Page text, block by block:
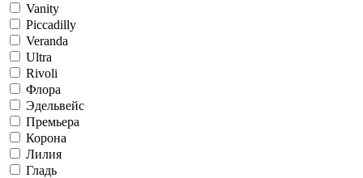
Vanity
Piccadilly
Veranda
Ultra
Rivoli
Флора
Эдельвейс
Премьера
Корона
Лилия
Гладь